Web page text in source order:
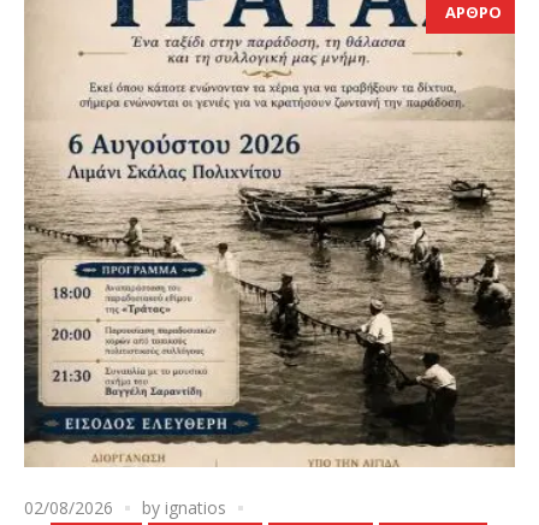
ΑΡΘΡΟ
02/08/2026 by ignatios